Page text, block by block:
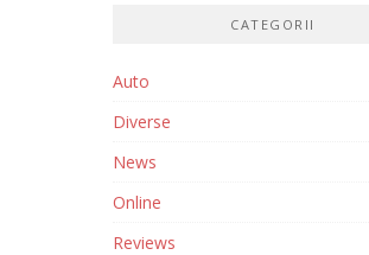
CATEGORII
Auto
Diverse
News
Online
Reviews